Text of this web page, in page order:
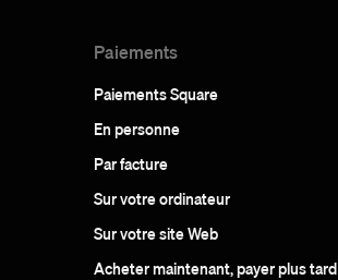
Paiements
Paiements Square
En personne
Par facture
Sur votre ordinateur
Sur votre site Web
Acheter maintenant, payer plus tard